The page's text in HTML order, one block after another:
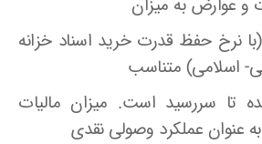
و عوارض به میزان
نرخ حفظ قدرت خرید اسناد خزانه
اسلامی) متناسب
تا سررسید است. میزان مالیات
عنوان عملکرد وصولی نقدی